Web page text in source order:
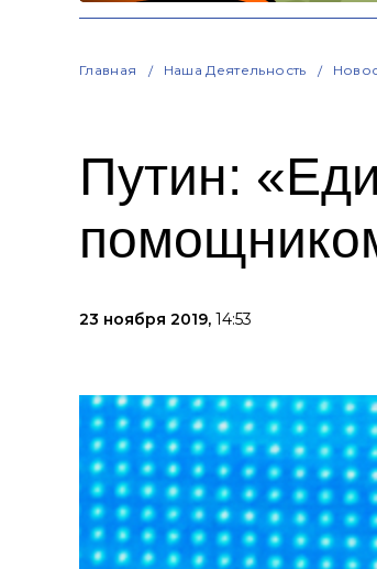
Главная Наша Деятельность
Путин:
23 ноября 2019, 14:53